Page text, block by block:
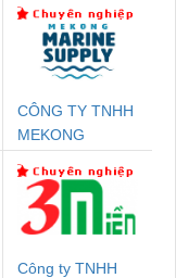
CÔNG TY TNHH
MEKONG
SUPPLY
Công ty TNHH